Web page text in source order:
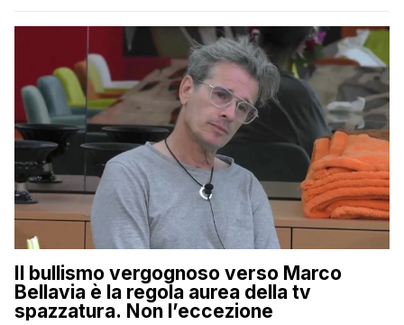
Il bullismo vergognoso verso Marco
Bellavia è la regola aurea della tv
spazzatura. Non l’eccezione